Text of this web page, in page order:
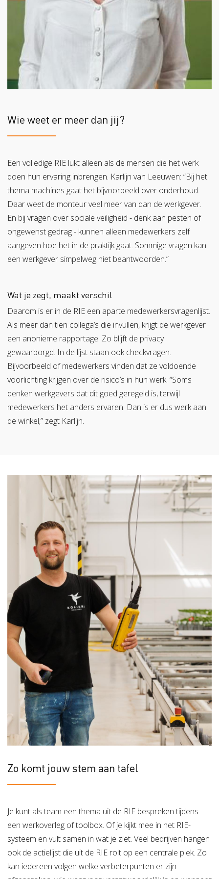
Wie weet er meer dan jij?
Een volledige RIE lukt alleen als de mensen die het werk
doen hun ervaring inbrengen. Karlijn van Leeuwen: “Bij het
thema machines gaat het bijvoorbeeld over onderhoud.
Daar weet de monteur veel meer van dan de werkgever.
En bij vragen over sociale veiligheid - denk aan pesten of
ongewenst gedrag - kunnen alleen medewerkers zelf
aangeven hoe het in de praktijk gaat. Sommige vragen kan
een werkgever simpelweg niet beantwoorden.”
Wat je zegt, maakt verschil
Daarom is er in de RIE een aparte medewerkersvragenlijst.
Als meer dan tien collega’s die invullen, krijgt de werkgever
een anonieme rapportage. Zo blijft de privacy
gewaarborgd. In de lijst staan ook checkvragen.
Bijvoorbeeld of medewerkers vinden dat ze voldoende
voorlichting krijgen over de risico’s in hun werk. “Soms
denken werkgevers dat dit goed geregeld is, terwijl
medewerkers het anders ervaren. Dan is er dus werk aan
de winkel,” zegt Karlijn.
Zo komt jouw stem aan tafel
Je kunt als team een thema uit de RIE bespreken tijdens
een werkoverleg of toolbox. Of je kijkt mee in het RIE-
systeem en vult samen in wat je ziet. Veel bedrijven hangen
ook de actielijst die uit de RIE rolt op een centrale plek. Zo
kan iedereen volgen welke verbeterpunten er zijn